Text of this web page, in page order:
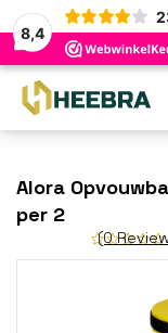
8,4
Alora
per 2
(0